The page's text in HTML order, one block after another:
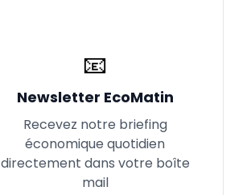
📧
Newsletter EcoMatin
Recevez notre briefing
économique quotidien
directement dans votre boîte
mail